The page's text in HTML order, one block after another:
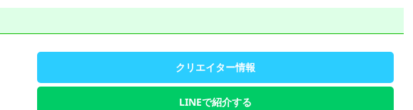
クリエイター情報
LINEで紹介する